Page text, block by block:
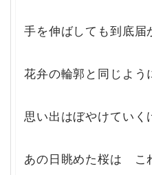
手を伸ばしても到底届
花弁の輪郭と同じよう
思い出はぼやけていく
あの日眺めた桜は こ